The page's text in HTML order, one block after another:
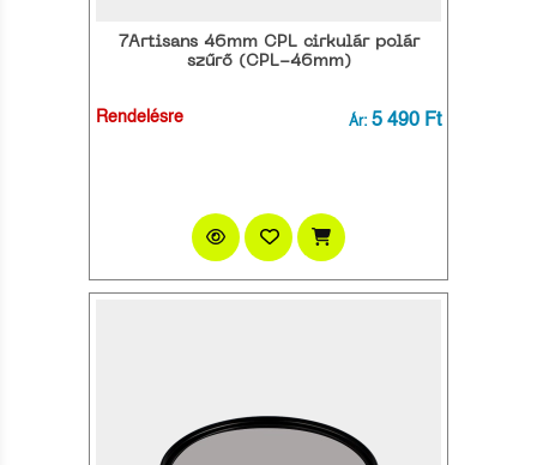
7Artisans 46mm CPL cirkulár polár
szűrő (CPL-46mm)
Rendelésre Ár: 5 490 Ft